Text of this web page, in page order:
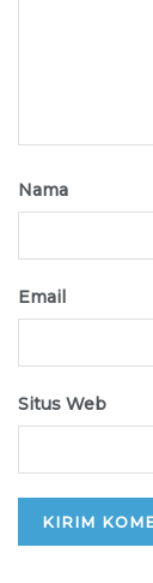
Nama
Email
Situs Web